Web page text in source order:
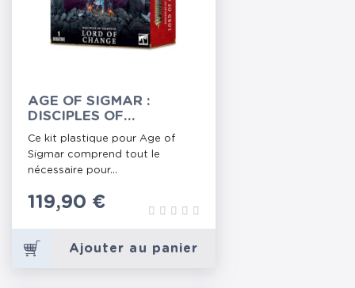
AGE OF SIGMAR :
DISCIPLES OF
TZEENTCH - LORD OF
CHANGE
Ce kit plastique pour Age of
Sigmar comprend tout le
nécessaire pour...
Prix
119,90 €
Ajouter au panier